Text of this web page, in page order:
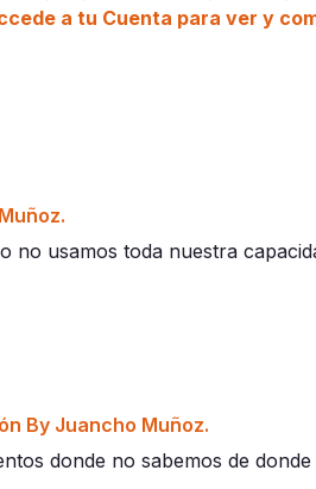
a tu Cuenta para ver y
no usamos toda nuestra
By Juancho Muñoz.
donde no sabemos de